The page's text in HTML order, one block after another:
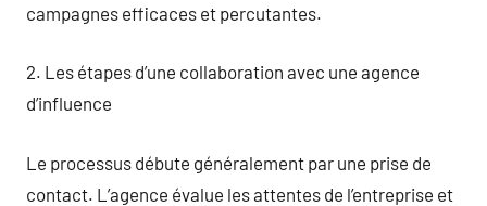
campagnes efficaces et percutantes.
2. Les étapes d’une collaboration avec une agence
d’influence
Le processus débute généralement par une prise de
contact. L’agence évalue les attentes de l’entreprise et